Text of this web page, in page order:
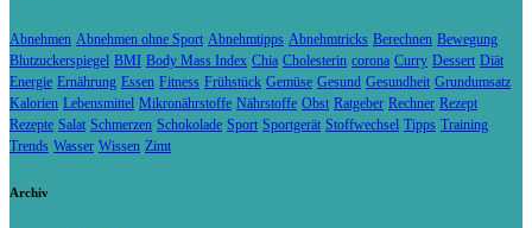
Abnehmen Abnehmen ohne Sport Abnehmtipps Abnehmtricks Berechnen Bewegung
Blutzuckerspiegel BMI Body Mass Index Chia Cholesterin corona Curry Dessert Diät
Energie Ernährung Essen Fitness Frühstück Gemüse Gesund Gesundheit Grundumsatz
Kalorien Lebensmittel Mikronährstoffe Nährstoffe Obst Ratgeber Rechner Rezept
Rezepte Salat Schmerzen Schokolade Sport Sportgerät Stoffwechsel Tipps Training
Trends Wasser Wissen Zimt
Archiv